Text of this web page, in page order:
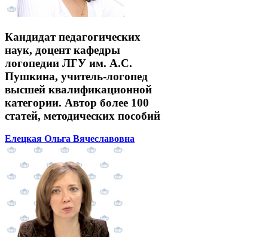
Кандидат педагогических
наук, доцент кафедры
логопедии ЛГУ им. А.С.
Пушкина, учитель-логопед
высшей квалификационной
категории. Автор более 100
статей, методических пособий
Елецкая Ольга Вячеславовна